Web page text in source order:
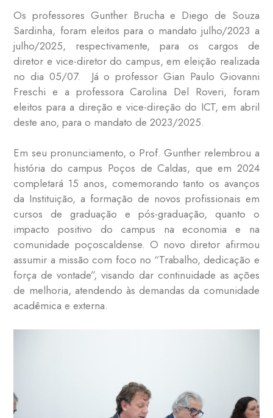
Os professores Gunther Brucha e Diego de Souza
Sardinha, foram eleitos para o mandato julho/2023 a
julho/2025, respectivamente, para os cargos de
diretor e vice-diretor do campus, em eleição realizada
no dia 05/07. Já o professor Gian Paulo Giovanni
Freschi e a professora Carolina Del Roveri, foram
eleitos para a direção e vice-direção do ICT, em abril
deste ano, para o mandato de 2023/2025.
Em seu pronunciamento, o Prof. Gunther relembrou a
história do campus Poços de Caldas, que em 2024
completará 15 anos, comemorando tanto os avanços
da Instituição, a formação de novos profissionais em
cursos de graduação e pós-graduação, quanto o
impacto positivo do campus na economia e na
comunidade poçoscaldense. O novo diretor afirmou
assumir a missão com foco no “Trabalho, dedicação e
força de vontade”, visando dar continuidade as ações
de melhoria, atendendo às demandas da comunidade
acadêmica e externa.